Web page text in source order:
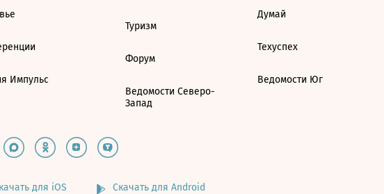
Импульс
Туризм
Форум
Ведомости Северо-
Запад
Думай
Техуспех
Ведомости Юг
для iOS Скачать для Android